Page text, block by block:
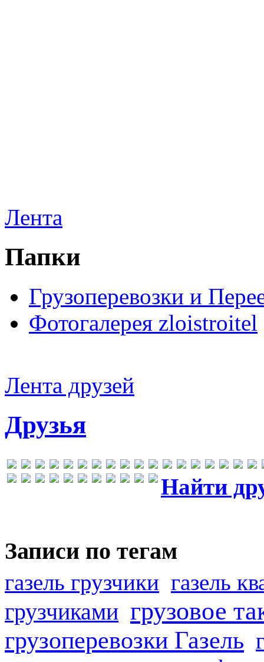
Лента
Папки
Грузоперевозки и
Фотогалерея zloistroitel
Лента друзей
Друзья
Найти
Записи по тегам
газель грузчики газель
грузчиками грузовое
грузоперевозки Газель